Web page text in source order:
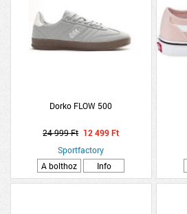
Dorko FLOW 500
24 999 Ft 12 499 Ft
Sportfactory
A bolthoz
Info